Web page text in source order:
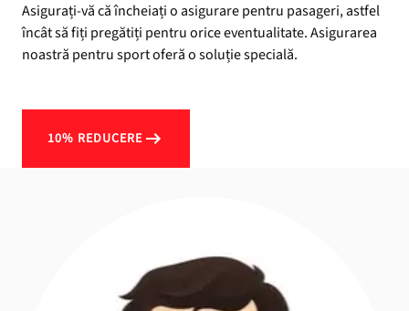
Asigurați-vă că încheiați o asigurare pentru pasageri, astfel
încât să fiți pregătiți pentru orice eventualitate. Asigurarea
noastră pentru sport oferă o soluție specială.
10% REDUCERE